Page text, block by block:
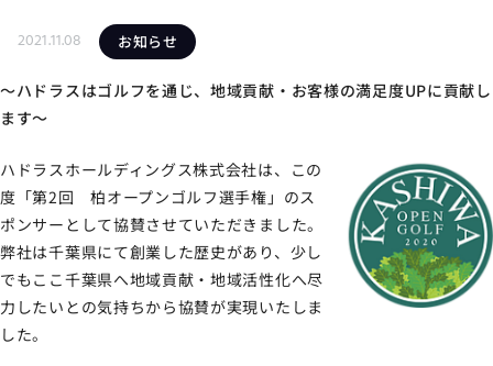
2021.11.08 お知らせ
～ハドラスはゴルフを通じ、地域貢献・お客様の満足度UPに貢献し
ます～
ハドラスホールディングス株式会社は、この
度「第2回 柏オープンゴルフ選手権」のス
ポンサーとして協賛させていただきました。
弊社は千葉県にて創業した歴史があり、少し
でもここ千葉県へ地域貢献・地域活性化へ尽
力したいとの気持ちから協賛が実現いたしま
した。